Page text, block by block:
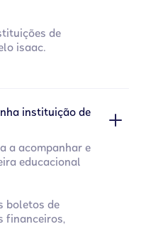
de
isaac.
instituição de
a acompanhar e
educacional
boletos de
financeiros,